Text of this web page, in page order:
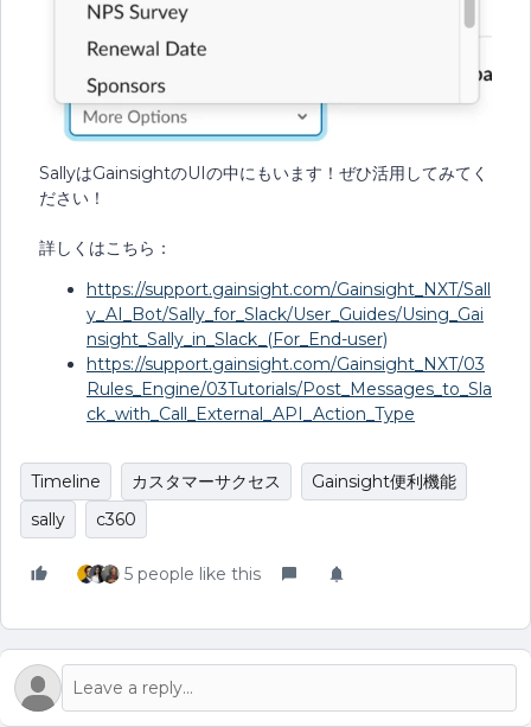
SallyはGainsightのUIの中にもいます！ぜひ活用してみてく
ださい！
詳しくはこちら：
https://support.gainsight.com/Gainsight_NXT/Sall
y_AI_Bot/Sally_for_Slack/User_Guides/Using_Gai
nsight_Sally_in_Slack_(For_End-user)
https://support.gainsight.com/Gainsight_NXT/03
Rules_Engine/03Tutorials/Post_Messages_to_Sla
ck_with_Call_External_API_Action_Type
Timeline カスタマーサクセス
Gainsight便利機能
sally
c360
5 people like this